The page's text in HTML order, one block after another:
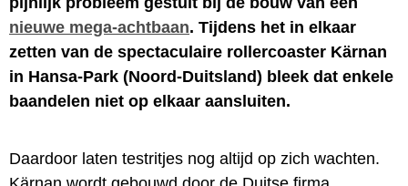
nieuwe mega-achtbaan. Tijdens het in elkaar
zetten van de spectaculaire rollercoaster Kärnan
in Hansa-Park (Noord-Duitsland) bleek dat enkele
baandelen niet op elkaar aansluiten.
Daardoor laten testritjes nog altijd op zich wachten.